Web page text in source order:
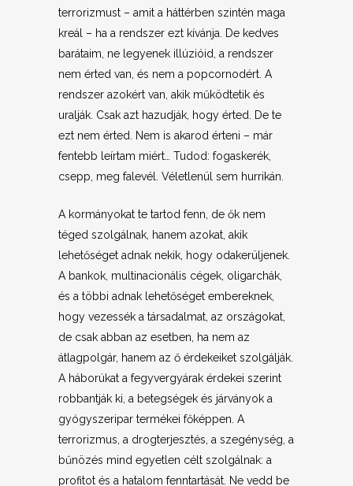
terrorizmust – amit a háttérben szintén maga
kreál – ha a rendszer ezt kívánja. De kedves
barátaim, ne legyenek illúzióid, a rendszer
nem érted van, és nem a popcornodért. A
rendszer azokért van, akik működtetik és
uralják. Csak azt hazudják, hogy érted. De te
ezt nem érted. Nem is akarod érteni – már
fentebb leírtam miért… Tudod: fogaskerék,
csepp, meg falevél. Véletlenül sem hurrikán.
A kormányokat te tartod fenn, de ők nem
téged szolgálnak, hanem azokat, akik
lehetőséget adnak nekik, hogy odakerüljenek.
A bankok, multinacionális cégek, oligarchák,
és a többi adnak lehetőséget embereknek,
hogy vezessék a társadalmat, az országokat,
de csak abban az esetben, ha nem az
átlagpolgár, hanem az ő érdekeiket szolgálják.
A háborúkat a fegyvergyárak érdekei szerint
robbantják ki, a betegségek és járványok a
gyógyszeripar termékei főképpen. A
terrorizmus, a drogterjesztés, a szegénység, a
bűnözés mind egyetlen célt szolgálnak: a
profitot és a hatalom fenntartását. Ne vedd be